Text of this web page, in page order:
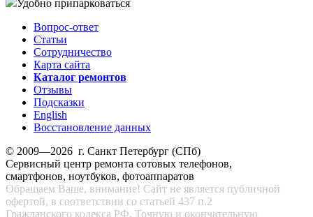
Удобно припарковаться
Вопрос-ответ
Статьи
Сотрудничество
Карта сайта
Каталог ремонтов
Отзывы
Подсказки
English
Восстановление данных
© 2009—2026 г. Санкт Петербург (СПб)
Сервисный центр ремонта сотовых телефонов,
смартфонов, ноутбуков, фотоаппаратов
Обращаем Ваше, внимание! Сайт не является публичной
офертой, в соответствии со статьей 437 п.2
Гражданского кодекса РФ. Точную и окончательную